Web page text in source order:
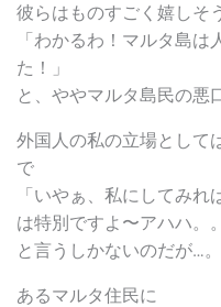
彼らはものすごく嬉しそ
「わかるわ！マルタ島
た！」
と、ややマルタ島民の悪
外国人の私の立場として
で
「いやぁ、私にしてみ
は特別ですよ〜アハハ。
と言うしかないのだが…。
あるマルタ住民に